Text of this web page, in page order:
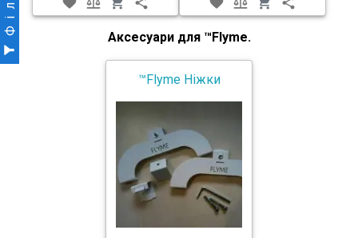
Аксесуари для ™Flyme.
™Flyme Ніжки